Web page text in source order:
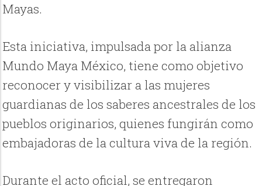
Mayas.
Esta iniciativa, impulsada por la alianza
Mundo Maya México, tiene como objetivo
reconocer y visibilizar a las mujeres
guardianas de los saberes ancestrales de los
pueblos originarios, quienes fungirán como
embajadoras de la cultura viva de la región.
Durante el acto oficial, se entregaron